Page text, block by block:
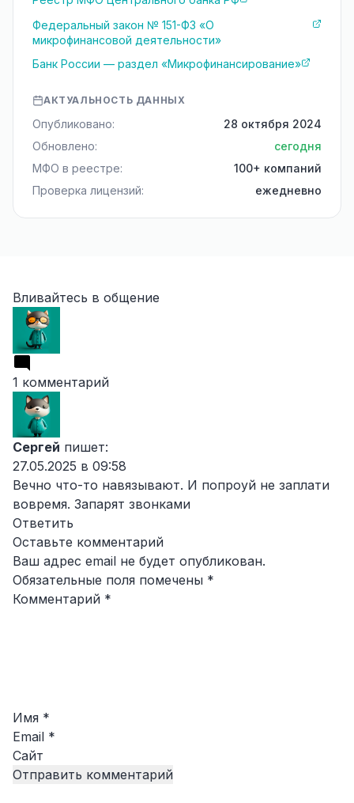
Федеральный закон № 151-ФЗ «О
микрофинансовой деятельности»
Банк России — раздел «Микрофинансирование»
АКТУАЛЬНОСТЬ ДАННЫХ
Опубликовано:
28 октября 2024
Обновлено:
сегодня
МФО в реестре:
100+ компаний
Проверка лицензий:
ежедневно
Вливайтесь в общение
1 комментарий
Сергей пишет:
27.05.2025 в 09:58
Вечно что-то навязывают. И попроуй не заплати
вовремя. Запарят звонками
Ответить
Оставьте комментарий
Ваш адрес email не будет опубликован.
Обязательные поля помечены *
Комментарий *
Имя *
Email *
Сайт